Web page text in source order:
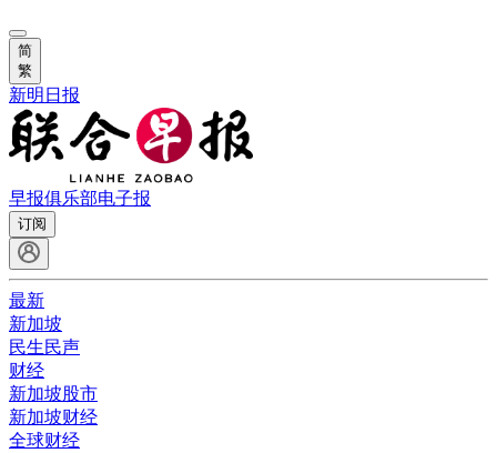
简
繁
新明日报
早报俱乐部电子报
订阅
最新
新加坡
民生民声
财经
新加坡股市
新加坡财经
全球财经